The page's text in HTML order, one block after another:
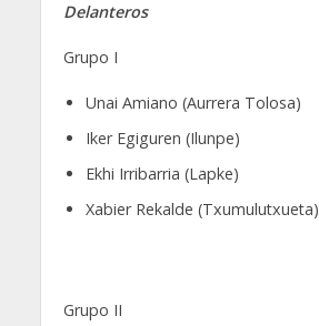
Delanteros
Grupo I
Unai Amiano (Aurrera Tolosa)
Iker Egiguren (Ilunpe)
Ekhi Irribarria (Lapke)
Xabier Rekalde (Txumulutxueta)
Grupo II